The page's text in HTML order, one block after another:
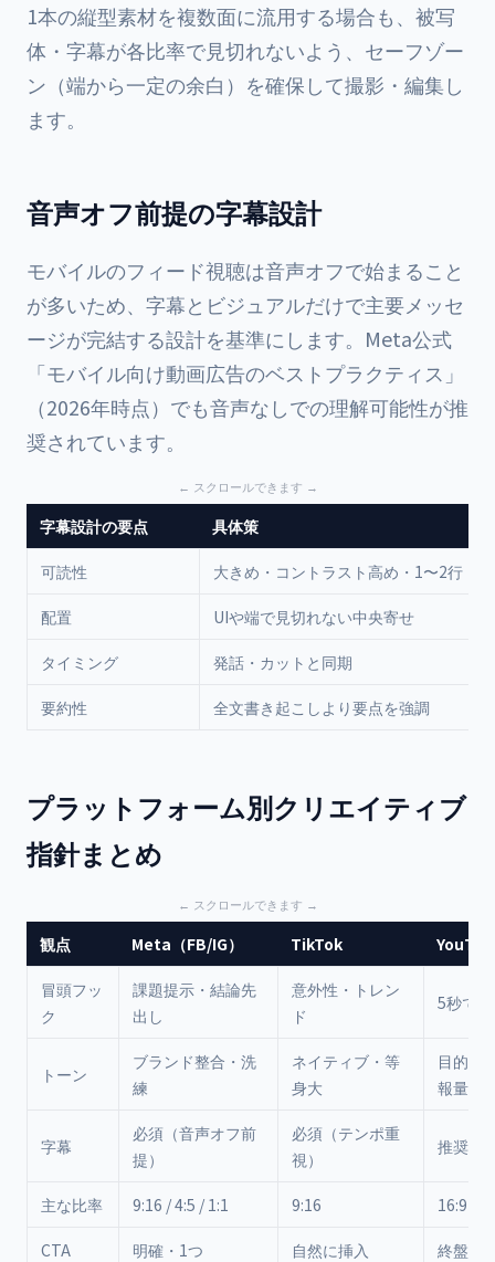
1本の縦型素材を複数面に流用する場合も、被写
体・字幕が各比率で見切れないよう、セーフゾー
ン（端から一定の余白）を確保して撮影・編集し
ます。
音声オフ前提の字幕設計
モバイルのフィード視聴は音声オフで始まること
が多いため、字幕とビジュアルだけで主要メッセ
ージが完結する設計を基準にします。Meta公式
「モバイル向け動画広告のベストプラクティス」
（2026年時点）でも音声なしでの理解可能性が推
奨されています。
字幕設計の要点 具体策
可読性 大きめ・コントラスト高め・1〜2行
配置 UIや端で見切れない中央寄せ
タイミング 発話・カットと同期
要約性 全文書き起こしより要点を強調
プラットフォーム別クリエイティブ
指針まとめ
観点 Meta（FB/IG） TikTok
冒頭フッ
ク
課題提示・結論先
出し
意外性・トレン
ド
5秒で
トーン
ブランド整合・洗
練
ネイティブ・等
身大
目的志
報量
字幕
必須（音声オフ前
提）
必須（テンポ重
視）
推奨
主な比率 9:16 / 4:5 / 1:1 9:16 16:9 /
CTA 明確・1つ 自然に挿入 終盤で